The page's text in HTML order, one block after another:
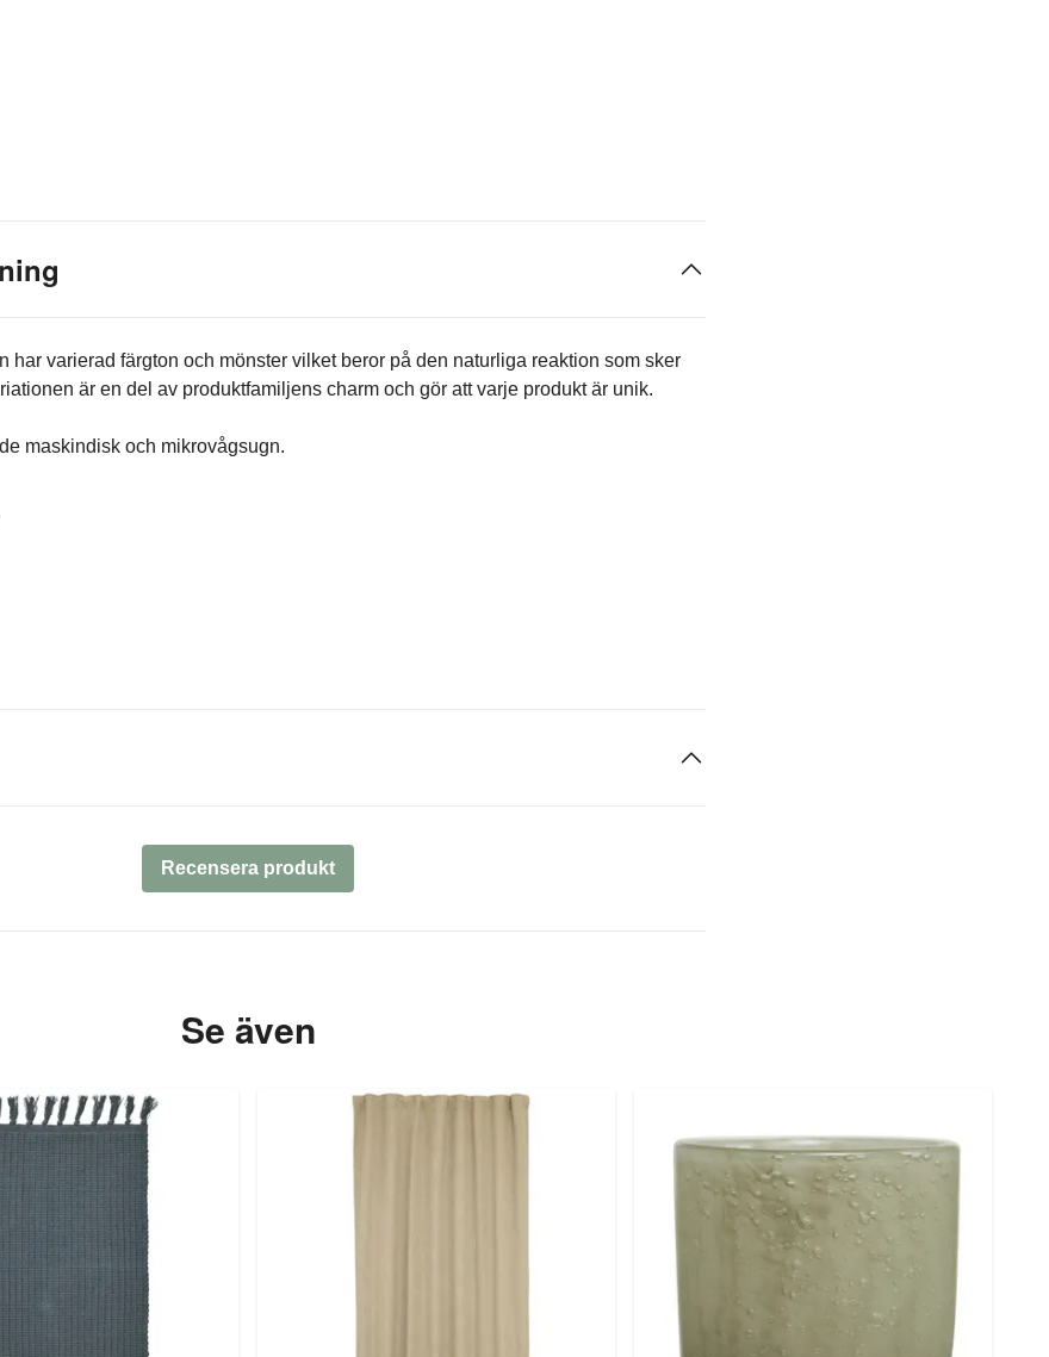
har varierad färgton och mönster vilket beror på den naturliga reaktion som sker
är en del av produktfamiljens charm och gör att varje produkt är unik.
maskindisk och mikrovågsugn.
Recensera produkt
Se även